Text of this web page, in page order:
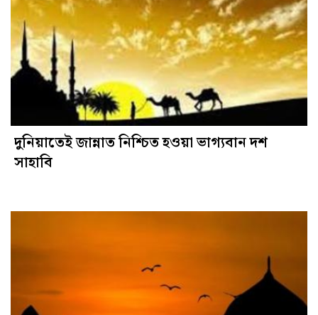
দুনিয়াতেই জান্নাত নিশ্চিত হওয়া ভাগ্যবান দশ
সাহাবি